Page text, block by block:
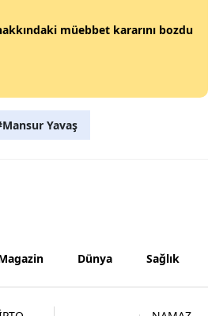
müebbet kararını bozdu
Yavaş
Dünya Sağlık